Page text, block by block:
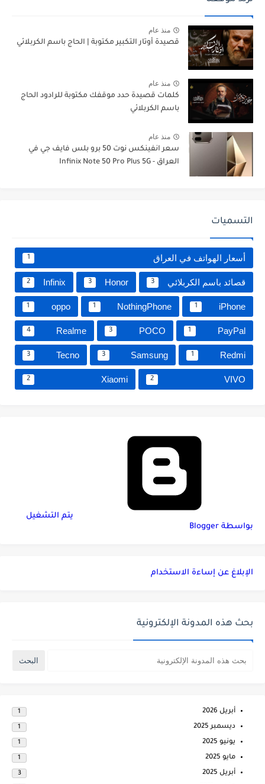
منذ عام
قصيدة أوتار التكبير مكتوبة | الحاج باسم الكربلائي
منذ عام
كلمات قصيدة حدد موقفك مكتوبة للرادود الحاج
باسم الكربلائي
منذ عام
سعر انفينكس نوت 50 برو بلس فايف جي في
العراق - Infinix Note 50 Pro Plus 5G
التسميات
أسعار الهواتف في العراق 1
قصائد باسم الكربلائي 3
Honor
3
Infinix
2
iPhone
1
NothingPhone
1
oppo
1
PayPal
1
POCO
3
Realme
4
Redmi
1
Samsung
3
Tecno
3
VIVO
2
Xiaomi
2
‏يتم التشغيل
بواسطة Blogger
الإبلاغ عن إساءة الاستخدام
بحث هذه المدونة الإلكترونية
أبريل 2026 1
ديسمبر 2025 1
يونيو 2025 1
مايو 2025 1
أبريل 2025 3